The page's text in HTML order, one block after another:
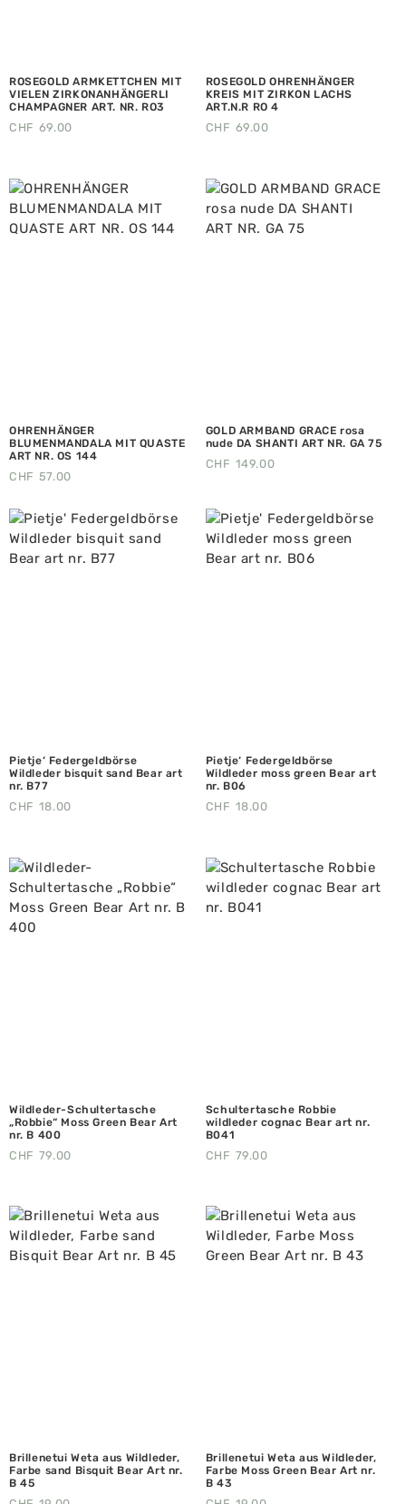
ROSEGOLD ARMKETTCHEN MIT
VIELEN ZIRKONANHÄNGERLI
CHAMPAGNER ART. NR. RO3
CHF 69.00
ROSEGOLD OHRENHÄNGER
KREIS MIT ZIRKON LACHS
ART.N.R RO 4
CHF 69.00
OHRENHÄNGER
BLUMENMANDALA MIT QUASTE
ART NR. OS 144
CHF 57.00
GOLD ARMBAND GRACE rosa
nude DA SHANTI ART NR. GA 75
CHF 149.00
Pietje‘ Federgeldbörse
Wildleder bisquit sand Bear art
nr. B77
CHF 18.00
Pietje‘ Federgeldbörse
Wildleder moss green Bear art
nr. B06
CHF 18.00
Wildleder-Schultertasche
„Robbie“ Moss Green Bear Art
nr. B 400
CHF 79.00
Schultertasche Robbie
wildleder cognac Bear art nr.
B041
CHF 79.00
Brillenetui Weta aus Wildleder,
Farbe sand Bisquit Bear Art nr.
B 45
Brillenetui Weta aus Wildleder,
Farbe Moss Green Bear Art nr.
B 43